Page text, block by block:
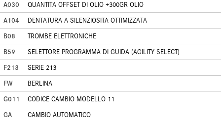
A030
QUANTITA OFFSET DI OLIO +300GR OLIO
A104
DENTATURA A SILENZIOSITA OTTIMIZZATA
B08
TROMBE ELETTRONICHE
B59
SELETTORE PROGRAMMA DI GUIDA (AGILITY SELECT)
F213
SERIE 213
FW
BERLINA
G011
CODICE CAMBIO MODELLO 11
GA
CAMBIO AUTOMATICO